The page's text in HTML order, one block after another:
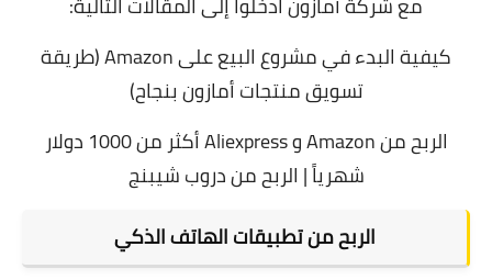
كيفية البدء في مشروع البيع على Amazon (طريقة
تسويق منتجات أمازون بنجاح)
الربح من Amazon و Aliexpress أكثر من 1000 دولار
شهرياً | الربح من دروب شيبنج
الربح من تطبيقات الهاتف الذكي